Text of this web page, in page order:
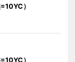
）
）